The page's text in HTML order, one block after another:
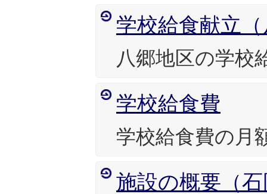
学校給食献立
八郷地区の学校
学校給食費
学校給食費の月
施設の概要（